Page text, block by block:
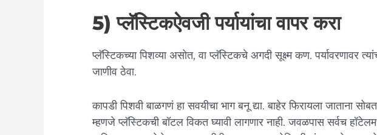
5) प्लॅस्टिकऐवजी पर्यायांचा वापर करा
प्लॅस्टिकच्या पिशव्या असोत, वा प्लॅस्टिकचे अगदी सूक्ष्म कण. पर्यावरणावर
जाणीव ठेवा.
कापडी पिशवी बाळगणं हा सवयीचा भाग बनू द्या. बाहेर फिरायला जाताना
म्हणजे प्लॅस्टिकची बॉटल विकत घ्यावी लागणार नाही. जवळपास सर्वच